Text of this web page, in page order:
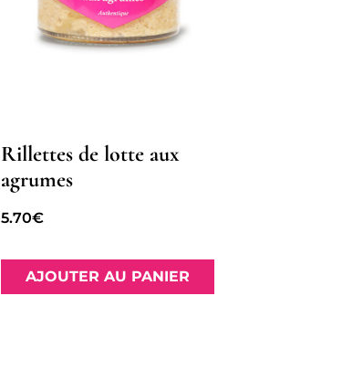
Rillettes de lotte aux
agrumes
5.70€
AJOUTER AU PANIER